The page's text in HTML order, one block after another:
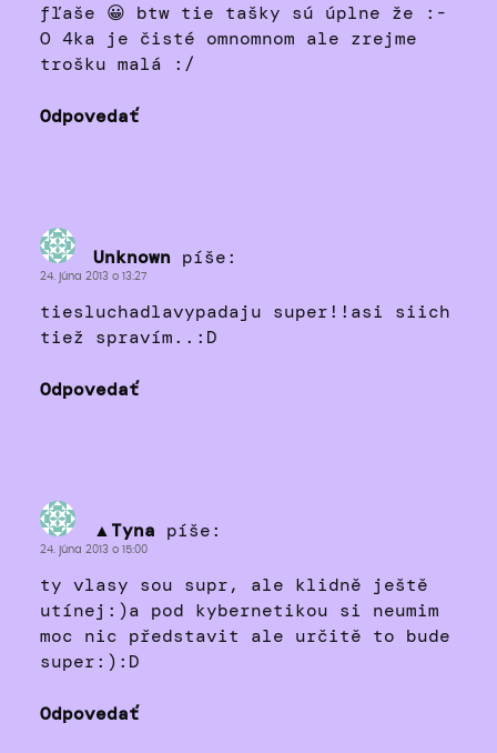
fľaše 😀 btw tie tašky sú úplne že :-
O 4ka je čisté omnomnom ale zrejme
trošku malá :/
Odpovedať
Unknown píše:
24. júna 2013 o 13:27
tiesluchadlavypadaju super!!asi siich
tiež spravím..:D
Odpovedať
▲Tyna píše:
24. júna 2013 o 15:00
ty vlasy sou supr, ale klidně ještě
utínej:)a pod kybernetikou si neumim
moc nic představit ale určitě to bude
super:):D
Odpovedať